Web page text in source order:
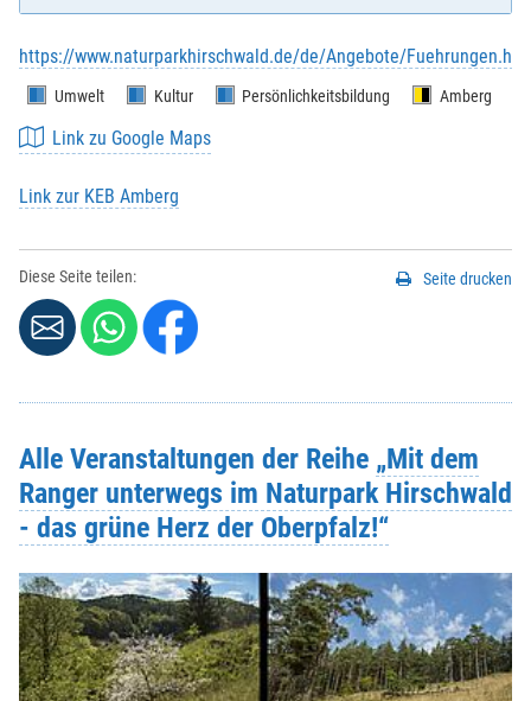
https://www.naturparkhirschwald.de/de/Angebote/
Umwelt Kultur Persönlichkeitsbildung Amberg
Link zu Google Maps
Link zur KEB Amberg
Diese Seite teilen: Seite drucken
Alle Veranstaltungen der Reihe „Mit dem
Ranger unterwegs im Naturpark Hirschwald
- das grüne Herz der Oberpfalz!“